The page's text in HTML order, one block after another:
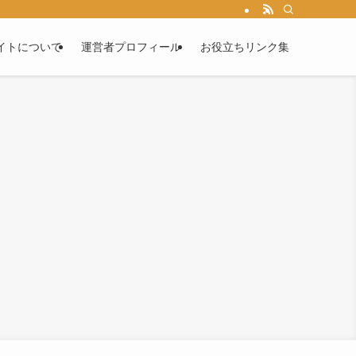
トについて 運営者プロフィール お役立ちリンク集